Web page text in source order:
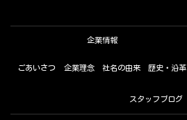
企業情報
ごあいさつ 企業理念 社名の由来
歴史・沿革
スタッフブログ